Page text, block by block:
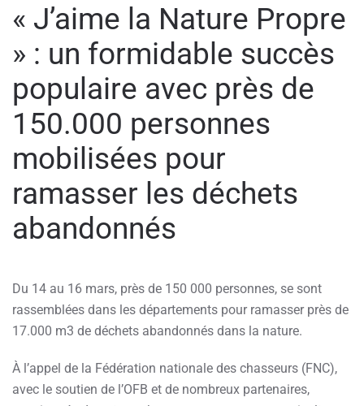
« J’aime la Nature Propre
» : un formidable succès
populaire avec près de
150.000 personnes
mobilisées pour
ramasser les déchets
abandonnés
Du 14 au 16 mars, près de 150 000 personnes, se sont
rassemblées dans les départements pour ramasser près de
17.000 m3 de déchets abandonnés dans la nature.
À l’appel de la Fédération nationale des chasseurs (FNC),
avec le soutien de l’OFB et de nombreux partenaires,